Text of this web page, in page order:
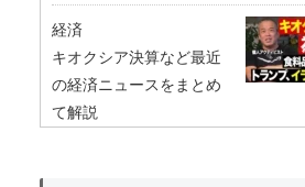
経済
キオクシア決算など最近
の経済ニュースをまとめ
て解説